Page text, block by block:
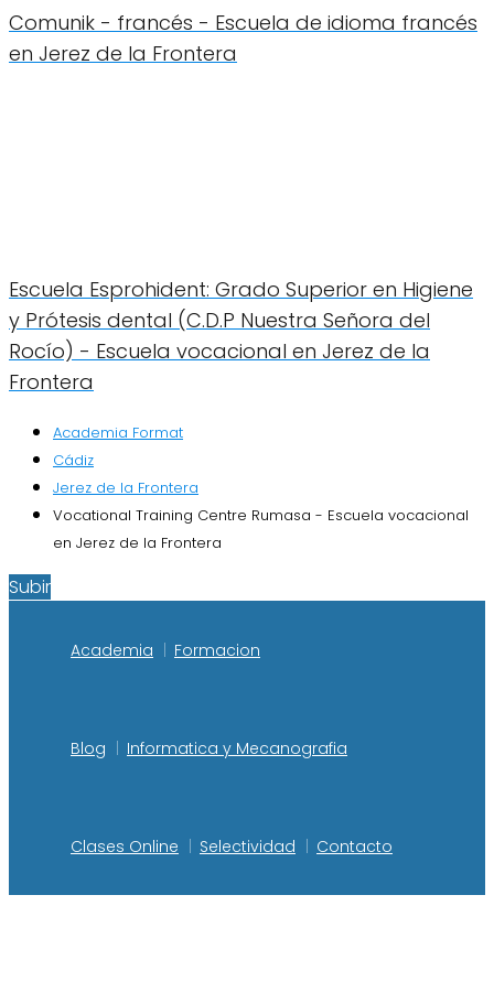
Comunik - francés - Escuela de idioma francés
en Jerez de la Frontera
Escuela Esprohident: Grado Superior en Higiene
y Prótesis dental (C.D.P Nuestra Señora del
Rocío) - Escuela vocacional en Jerez de la
Frontera
Academia Format
Cádiz
Jerez de la Frontera
Vocational Training Centre Rumasa - Escuela vocacional
en Jerez de la Frontera
Subir
Academia Formacion
Blog Informatica y Mecanografia
Clases Online Selectividad Contacto